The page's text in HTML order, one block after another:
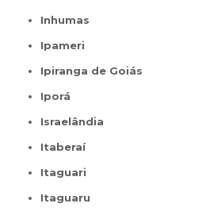
Inhumas
Ipameri
Ipiranga de Goiás
Iporá
Israelândia
Itaberaí
Itaguari
Itaguaru